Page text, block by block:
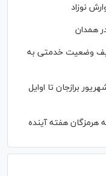
نوزاد
همدان
وضعیت خدمتی به
بهداشت: تکمیل بیمارستان ۱۷ شهریور برازجان تا اوایل
هرمزگان هفته آینده